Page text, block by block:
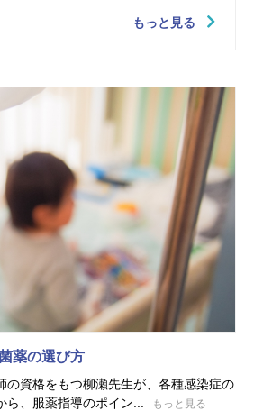
もっと見る
薬の選び方
の資格をもつ柳瀬先生が、各種感染症の
ら、服薬指導のポイン...
もっと見る